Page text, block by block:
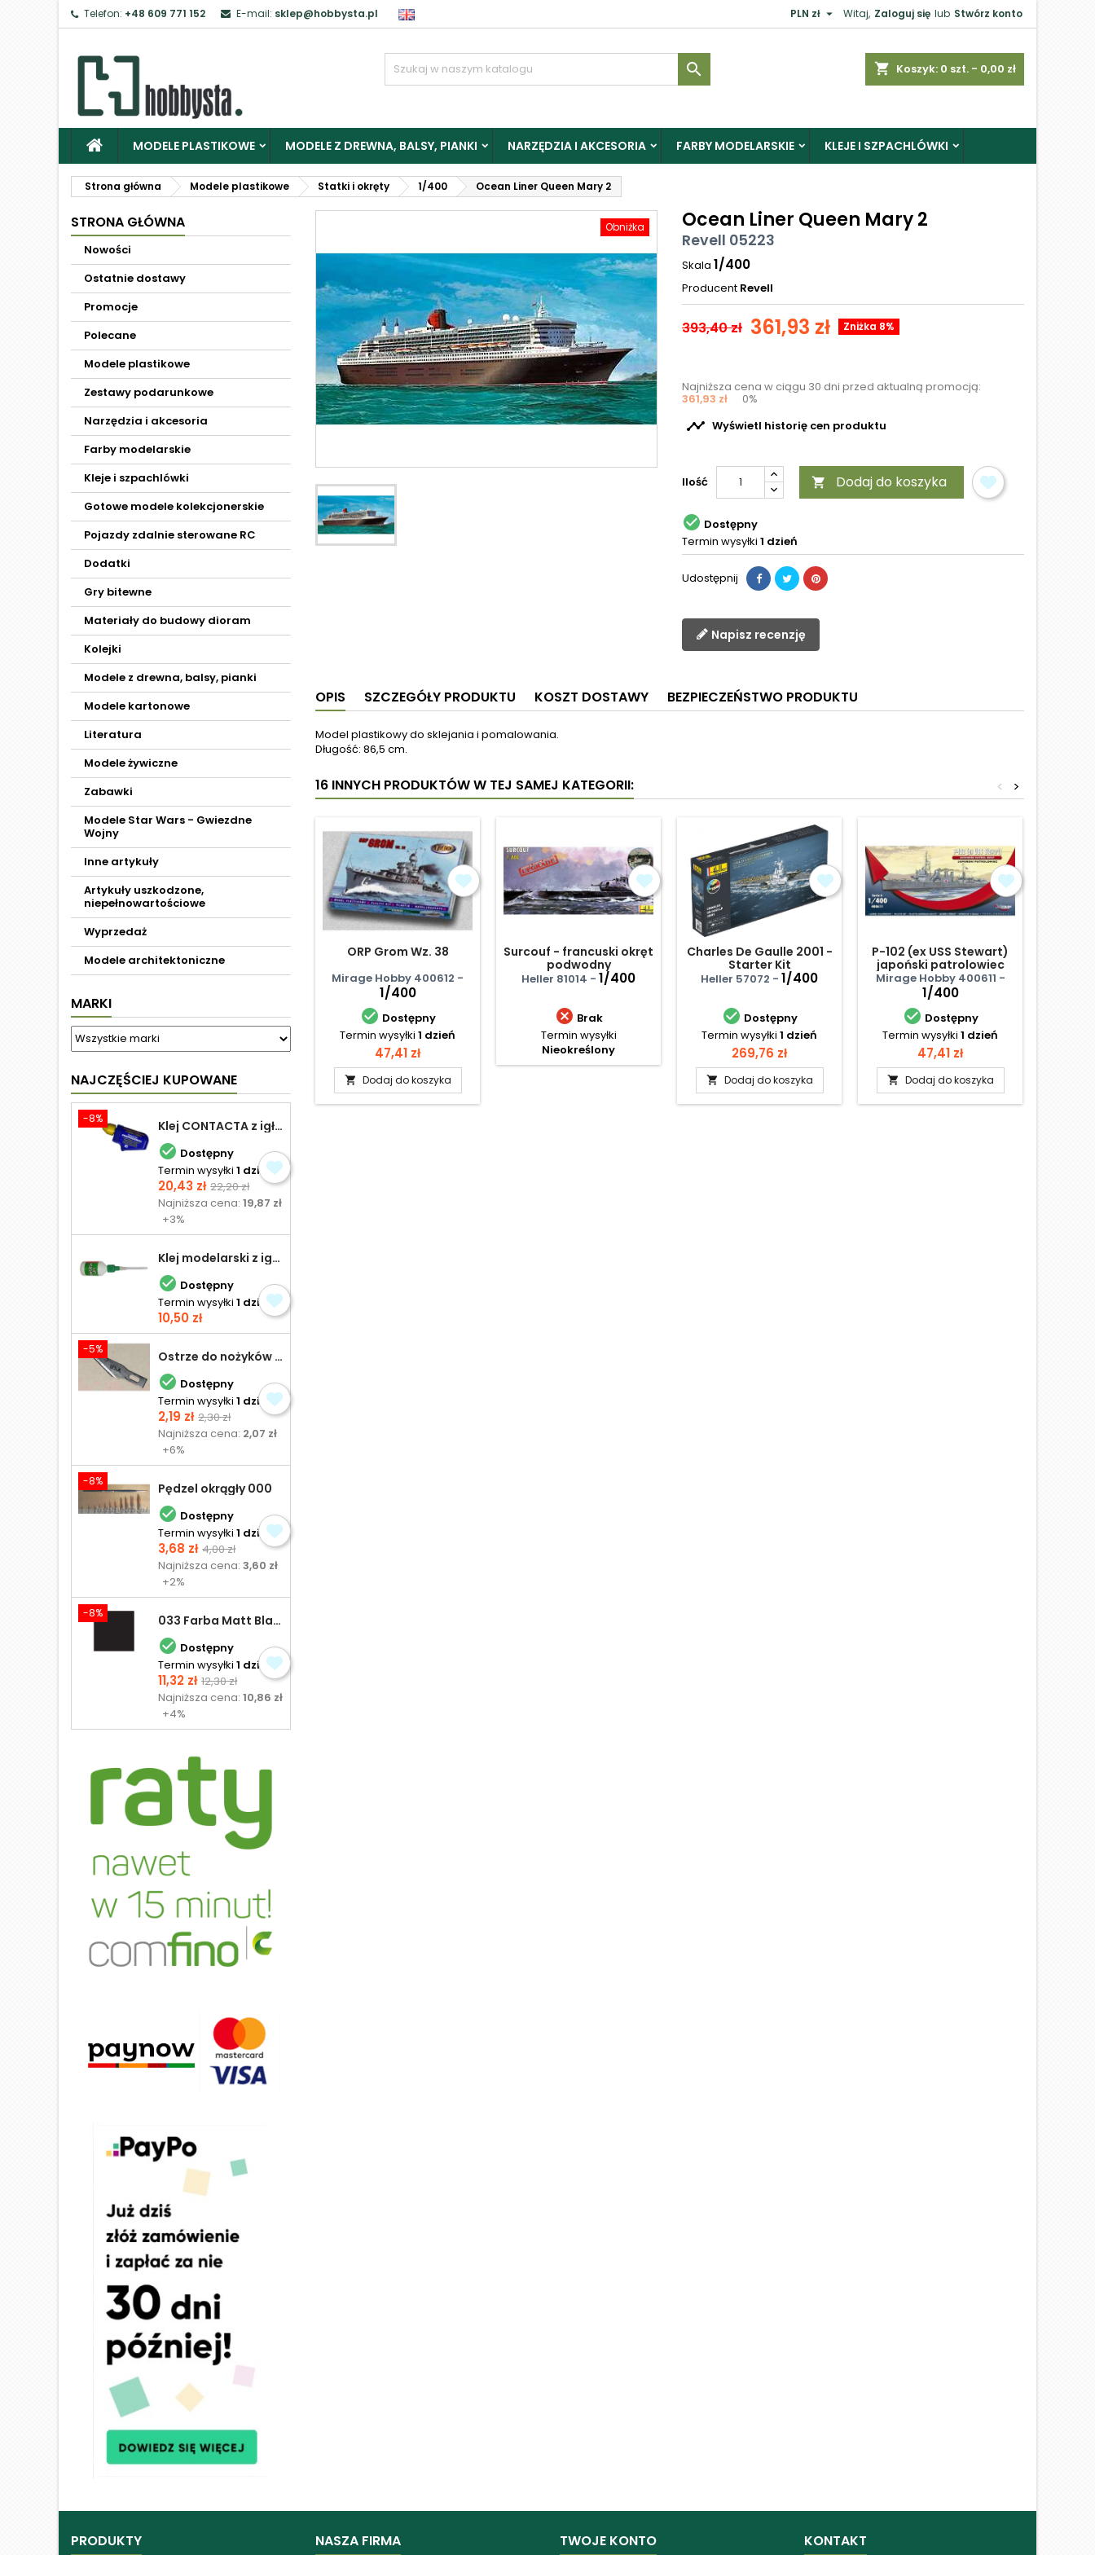
Telefon: +48 609 771 152 E-mail: sklep@hobbysta.pl Witaj, Zaloguj się lub Stwórz konto
PLN zł 
shopping_cart Koszyk: 0 szt. - 0,00 zł

MODELE PLASTIKOWE MODELE Z DREWNA, BALSY, PIANKI NARZĘDZIA I AKCESORIA FARBY MODELARSKIE KLEJE I SZPACHLÓWKI
Strona główna Modele plastikowe Statki i okręty 1/400 Ocean Liner Queen Mary 2
STRONA GŁÓWNA
Nowości
Ostatnie dostawy
Promocje
Polecane
Modele plastikowe
Zestawy podarunkowe
Narzędzia i akcesoria
Farby modelarskie
Kleje i szpachlówki
Gotowe modele kolekcjonerskie
Pojazdy zdalnie sterowane RC
Dodatki
Gry bitewne
Materiały do budowy dioram
Kolejki
Modele z drewna, balsy, pianki
Modele kartonowe
Literatura
Modele żywiczne
Zabawki
Modele Star Wars - Gwiezdne
Wojny
Inne artykuły
Artykuły uszkodzone,
niepełnowartościowe
Wyprzedaż
Modele architektoniczne
MARKI
NAJCZĘŚCIEJ KUPOWANE
-8% Klej CONTACTA z igłą do plastiku 25,0 g
 Dostępny
Termin wysyłki 1 dzień
Cena
20,43 zł Cena
podstawowa
22,20 zł
Najniższa cena:19,87 zł
+3%
Klej modelarski z igłą 30 ml
 Dostępny
Termin wysyłki 1 dzień
Cena
10,50 zł
-5% Ostrze do nożyków Excel
 Dostępny
Termin wysyłki 1 dzień
Cena
2,19 zł Cena
podstawowa
2,30 zł
Najniższa cena: 2,07 zł
+6%
-8% Pędzel okrągły 000
 Dostępny
Termin wysyłki 1 dzień
Cena
3,68 zł Cena
podstawowa
4,00 zł
Najniższa cena:3,60 zł
+2%
-8% 033 Farba Matt Black - olejna
 Dostępny
Termin wysyłki 1 dzień
Cena
11,32 zł Cena
podstawowa
12,30 zł
Najniższa cena:10,86 zł
+4%
Obniżka Ocean Liner Queen Mary 2
Revell 05223
Skala 1/400
Producent Revell
393,40 zł 361,93 zł Zniżka 8%
Najniższa cena w ciągu 30 dni przed aktualną promocją:
361,93 zł 0%
 Wyświetl historię cen produktu
Ilość  Dodaj do koszyka
 Dostępny
Termin wysyłki 1 dzień
Udostępnij
Napisz recenzję
OPIS SZCZEGÓŁY PRODUKTU KOSZT DOSTAWY BEZPIECZEŃSTWO PRODUKTU
Model plastikowy do sklejania i pomalowania.
Długość: 86,5 cm.
16 INNYCH PRODUKTÓW W TEJ SAMEJ KATEGORII: >
<
ORP Grom Wz. 38
Mirage Hobby 400612 -
1/400
 Dostępny
Termin wysyłki 1 dzień
Cena
47,41 zł
 Dodaj do koszyka
Surcouf - francuski okręt
podwodny
Heller 81014 - 1/400
 Brak
Termin wysyłki
Nieokreślony
Charles De Gaulle 2001 -
Starter Kit
Heller 57072 - 1/400
 Dostępny
Termin wysyłki 1 dzień
Cena
269,76 zł
 Dodaj do koszyka
P-102 (ex USS Stewart)
japoński patrolowiec
Mirage Hobby 400611 -
1/400
 Dostępny
Termin wysyłki 1 dzień
Cena
47,41 zł
 Dodaj do koszyka
PRODUKTY NASZA FIRMA TWOJE KONTO KONTAKT